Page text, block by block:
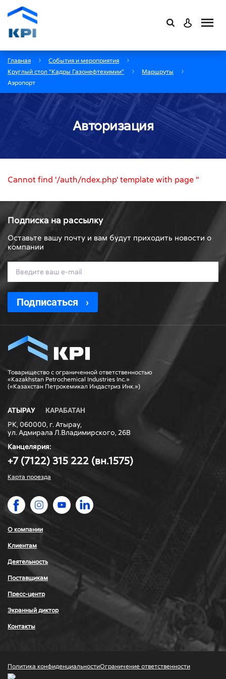
Главная
События и мероприятия
Круглый стол "Кадры Газонефтехимии"
Маршруты
Аэропорт
Авторизация
Cannot find '/auth/ndex.php' template with page ''
Подписка на рассылку
Оставьте вашу почту и вам будут приходить новости о
компании
Подписаться
Товарищество с ограниченной ответственностью
«Kazakhstan Petrochemical Industries Inc.»
(«Казахстан Петрокемикал Индастриз Инк.»)
АТЫРАУ КАРАБАТАН
РК, 060000, г. Атырау,
ул. Адмирала Л.Владимирского, 26В
Канцелярия:
+7 (7122) 315 222 (вн.1575)
Карта проезда
О компании
Клиентам
Деятельность
Поставщикам
Пресс-центр
Экранный диктор
Контакты
Политика конфиденциальностиОграничение ответственности